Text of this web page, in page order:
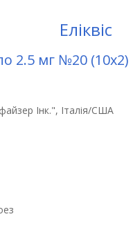
Еліквіс
2.5 мг №20 (10х2)
Інк.", Італія/США